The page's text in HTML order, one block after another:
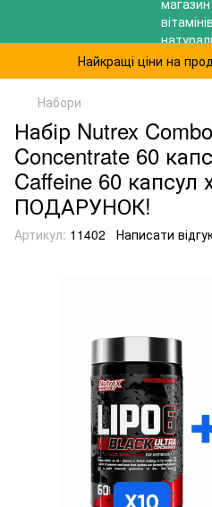
Найкращі ціни на
Набори
Набір Nutrex
Concentrate 60
Caffeine 60 капсул
ПОДАРУНОК!
Артикул: 11402 Написати